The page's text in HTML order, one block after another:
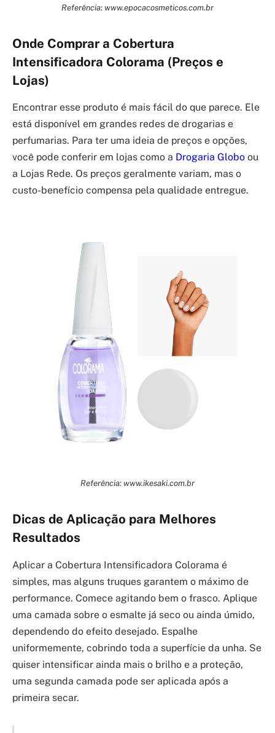
Referência: www.epocacosmeticos.com.br
Onde Comprar a Cobertura
Intensificadora Colorama (Preços e
Lojas)
Encontrar esse produto é mais fácil do que parece. Ele
está disponível em grandes redes de drogarias e
perfumarias. Para ter uma ideia de preços e opções,
você pode conferir em lojas como a Drogaria Globo ou
a Lojas Rede. Os preços geralmente variam, mas o
custo-benefício compensa pela qualidade entregue.
Referência: www.ikesaki.com.br
Dicas de Aplicação para Melhores
Resultados
Aplicar a Cobertura Intensificadora Colorama é
simples, mas alguns truques garantem o máximo de
performance. Comece agitando bem o frasco. Aplique
uma camada sobre o esmalte já seco ou ainda úmido,
dependendo do efeito desejado. Espalhe
uniformemente, cobrindo toda a superfície da unha. Se
quiser intensificar ainda mais o brilho e a proteção,
uma segunda camada pode ser aplicada após a
primeira secar.